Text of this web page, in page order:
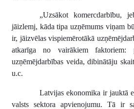
„Uzsākot komercdarbību,
jāizlemj, kāda tipa uzņēmums viņam
ir, jāizvēlas vispiemērotākā
atkarīga no vairākiem faktoriem:
uzņēmējdarbības veida, dibinātāju
u.c.
Latvijas ekonomika ir jauktā
valsts sektora apvienojumu. Tā ir